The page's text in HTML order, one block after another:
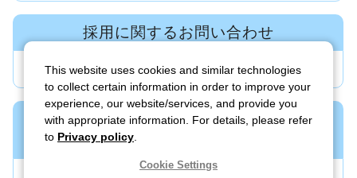
採用に関するお問い合わせ
06-6392-7600
新規ホテル・旅館の事業開発に関する
お問い合わせ
This website uses cookies and similar technologies
to collect certain information in order to improve your
experience, our website/services, and provide you
with appropriate information. For details, please refer
to Privacy policy
Cookie Settings